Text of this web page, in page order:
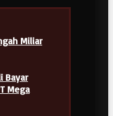
Miliar
Bayar
Mega